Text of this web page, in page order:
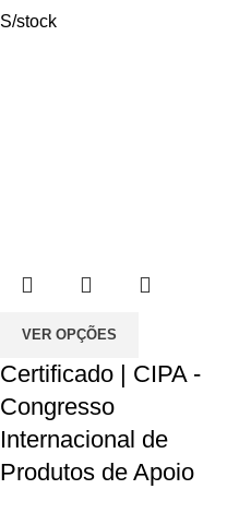
S/stock
VER OPÇÕES
Certificado | CIPA -
Congresso
Internacional de
Produtos de Apoio